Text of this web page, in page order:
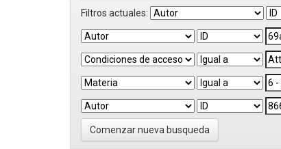
Filtros actuales:
Comenzar nueva busqueda